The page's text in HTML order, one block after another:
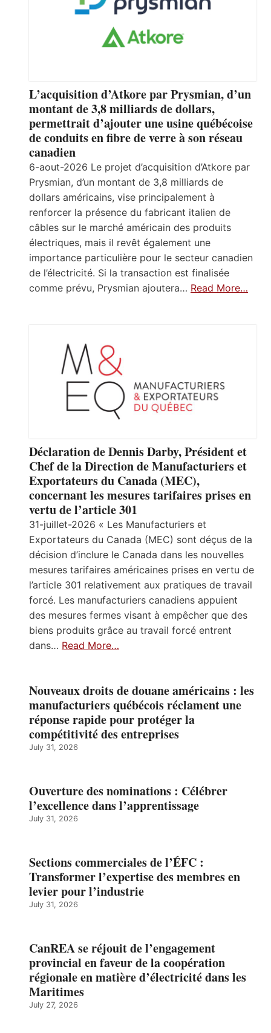
L’acquisition d’Atkore par Prysmian, d’un
montant de 3,8 milliards de dollars,
permettrait d’ajouter une usine québécoise
de conduits en fibre de verre à son réseau
canadien
6-aout-2026 Le projet d’acquisition d’Atkore par
Prysmian, d’un montant de 3,8 milliards de
dollars américains, vise principalement à
renforcer la présence du fabricant italien de
câbles sur le marché américain des produits
électriques, mais il revêt également une
importance particulière pour le secteur canadien
de l’électricité. Si la transaction est finalisée
comme prévu, Prysmian ajoutera… Read More…
Déclaration de Dennis Darby, Président et
Chef de la Direction de Manufacturiers et
Exportateurs du Canada (MEC),
concernant les mesures tarifaires prises en
vertu de l’article 301
31-juillet-2026 « Les Manufacturiers et
Exportateurs du Canada (MEC) sont déçus de la
décision d’inclure le Canada dans les nouvelles
mesures tarifaires américaines prises en vertu de
l’article 301 relativement aux pratiques de travail
forcé. Les manufacturiers canadiens appuient
des mesures fermes visant à empêcher que des
biens produits grâce au travail forcé entrent
dans… Read More…
Nouveaux droits de douane américains : les
manufacturiers québécois réclament une
réponse rapide pour protéger la
compétitivité des entreprises
July 31, 2026
Ouverture des nominations : Célébrer
l’excellence dans l’apprentissage
July 31, 2026
Sections commerciales de l’ÉFC :
Transformer l’expertise des membres en
levier pour l’industrie
July 31, 2026
CanREA se réjouit de l’engagement
provincial en faveur de la coopération
régionale en matière d’électricité dans les
Maritimes
July 27, 2026